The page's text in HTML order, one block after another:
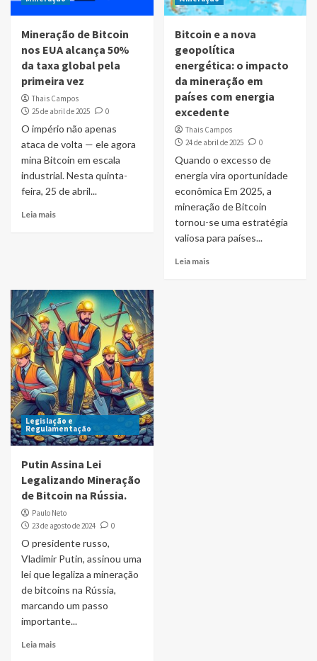
Mineração de Bitcoin
nos EUA alcança 50%
da taxa global pela
primeira vez
Thais Campos
25 de abril de 2025
0
O império não apenas
ataca de volta — ele agora
mina Bitcoin em escala
industrial. Nesta quinta-
feira, 25 de abril...
Leia mais
Bitcoin e a nova
geopolítica
energética: o impacto
da mineração em
países com energia
excedente
Thais Campos
24 de abril de 2025
0
Quando o excesso de
energia vira oportunidade
econômica Em 2025, a
mineração de Bitcoin
tornou-se uma estratégia
valiosa para países...
Leia mais
Legislação e
Regulamentação
Putin Assina Lei
Legalizando Mineração
de Bitcoin na Rússia.
Paulo Neto
23 de agosto de 2024
0
O presidente russo,
Vladimir Putin, assinou uma
lei que legaliza a mineração
de bitcoins na Rússia,
marcando um passo
importante...
Leia mais